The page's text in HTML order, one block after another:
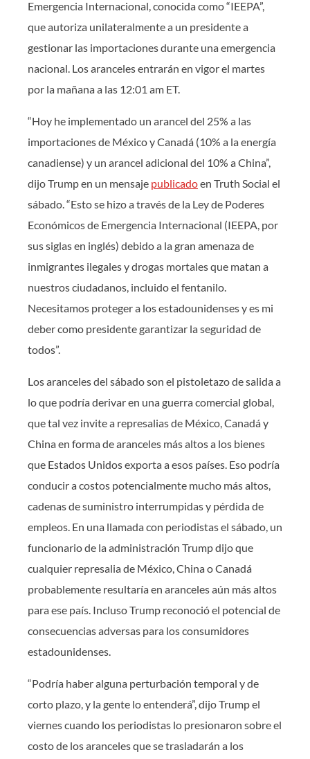
Emergencia Internacional, conocida como “IEEPA”,
que autoriza unilateralmente a un presidente a
gestionar las importaciones durante una emergencia
nacional. Los aranceles entrarán en vigor el martes
por la mañana a las 12:01 am ET.
“Hoy he implementado un arancel del 25% a las
importaciones de México y Canadá (10% a la energía
canadiense) y un arancel adicional del 10% a China”,
dijo Trump en un mensaje publicadoen Truth Social el
sábado. “Esto se hizo a través de la Ley de Poderes
Económicos de Emergencia Internacional (IEEPA, por
sus siglas en inglés) debido a la gran amenaza de
inmigrantes ilegales y drogas mortales que matan a
nuestros ciudadanos, incluido el fentanilo.
Necesitamos proteger a los estadounidenses y es mi
deber como presidente garantizar la seguridad de
todos”.
Los aranceles del sábado son el pistoletazo de salida a
lo que podría derivar en una guerra comercial global,
que tal vez invite a represalias de México, Canadá y
China en forma de aranceles más altos a los bienes
que Estados Unidos exporta a esos países. Eso podría
conducir a costos potencialmente mucho más altos,
cadenas de suministro interrumpidas y pérdida de
empleos. En una llamada con periodistas el sábado, un
funcionario de la administración Trump dijo que
cualquier represalia de México, China o Canadá
probablemente resultaría en aranceles aún más altos
para ese país. Incluso Trump reconoció el potencial de
consecuencias adversas para los consumidores
estadounidenses.
“Podría haber alguna perturbación temporal y de
corto plazo, y la gente lo entenderá”, dijo Trump el
viernes cuando los periodistas lo presionaron sobre el
costo de los aranceles que se trasladarán a los